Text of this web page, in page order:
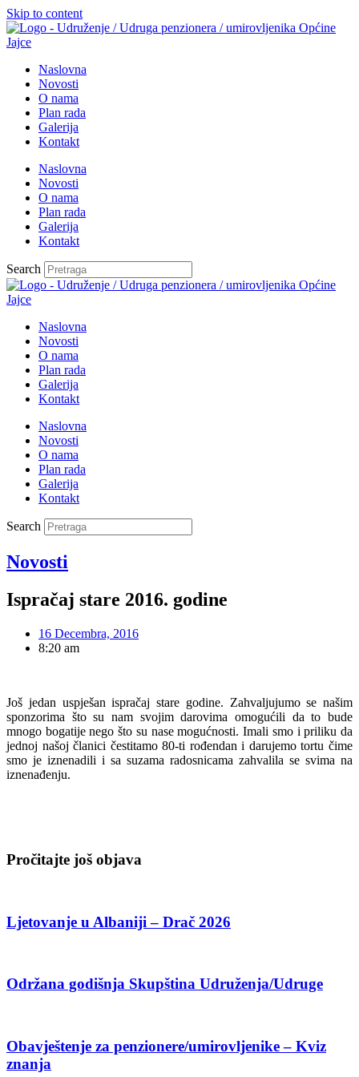
Skip to content
Naslovna
Novosti
O nama
Plan rada
Galerija
Kontakt
Naslovna
Novosti
O nama
Plan rada
Galerija
Kontakt
Search
Naslovna
Novosti
O nama
Plan rada
Galerija
Kontakt
Naslovna
Novosti
O nama
Plan rada
Galerija
Kontakt
Search
Novosti
Ispračaj stare 2016. godine
16 Decembra, 2016
8:20 am
Još jedan uspješan ispračaj stare godine. Zahvaljujumo se našim
sponzorima što su nam svojim darovima omogućili da to bude
mnogo bogatije nego što su nase mogućnosti. Imali smo i priliku da
jednoj našoj članici čestitamo 80-ti rođendan i darujemo tortu čime
smo je iznenadili i sa suzama radosnicama zahvalila se svima na
iznenađenju.
Pročitajte još objava
Ljetovanje u Albaniji – Drač 2026
Održana godišnja Skupština Udruženja/Udruge
Obavještenje za penzionere/umirovljenike – Kviz
znanja